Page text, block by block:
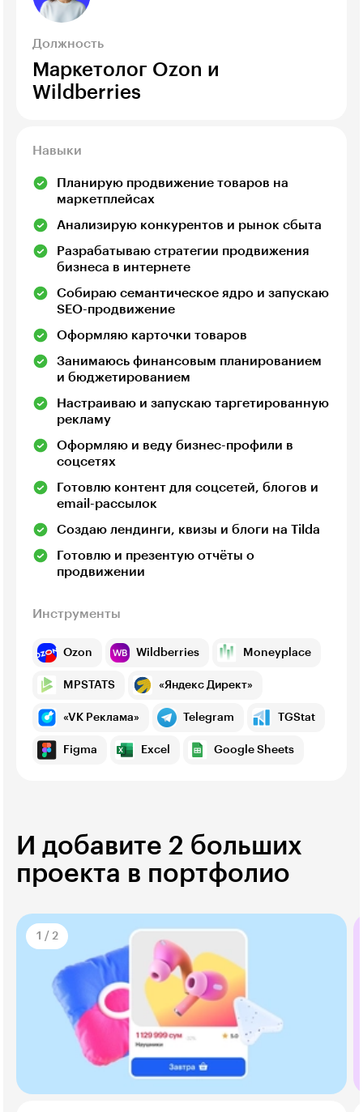
Должность
Маркетолог Ozon и
Wildberries
Навыки
Планирую продвижение товаров на
маркетплейсах
Анализирую конкурентов и рынок сбыта
Разрабатываю стратегии продвижения
бизнеса в интернете
Собираю семантическое ядро и запускаю
SEO-продвижение
Оформляю карточки товаров
Занимаюсь финансовым планированием
и бюджетированием
Настраиваю и запускаю таргетированную
рекламу
Оформляю и веду бизнес-профили в
соцсетях
Готовлю контент для соцсетей, блогов и
email-рассылок
Создаю лендинги, квизы и блоги на Tilda
Готовлю и презентую отчёты о
продвижении
Инструменты
Ozon Wildberries Moneyplace
MPSTATS «Яндекс Директ»
«VK Реклама» Telegram TGStat
Figma Excel Google Sheets
И добавите 2 больших
проекта в портфолио
1 / 2